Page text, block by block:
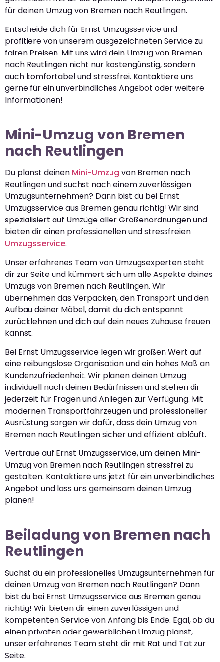
für deinen Umzug von Bremen nach Reutlingen.
Entscheide dich für Ernst Umzugsservice und
profitiere von unserem ausgezeichneten Service zu
fairen Preisen. Mit uns wird dein Umzug von Bremen
nach Reutlingen nicht nur kostengünstig, sondern
auch komfortabel und stressfrei. Kontaktiere uns
gerne für ein unverbindliches Angebot oder weitere
Informationen!
Mini-Umzug von Bremen
nach Reutlingen
Du planst deinen Mini-Umzug von Bremen nach
Reutlingen und suchst nach einem zuverlässigen
Umzugsunternehmen? Dann bist du bei Ernst
Umzugsservice aus Bremen genau richtig! Wir sind
spezialisiert auf Umzüge aller Größenordnungen und
bieten dir einen professionellen und stressfreien
Umzugsservice.
Unser erfahrenes Team von Umzugsexperten steht
dir zur Seite und kümmert sich um alle Aspekte deines
Umzugs von Bremen nach Reutlingen. Wir
übernehmen das Verpacken, den Transport und den
Aufbau deiner Möbel, damit du dich entspannt
zurücklehnen und dich auf dein neues Zuhause freuen
kannst.
Bei Ernst Umzugsservice legen wir großen Wert auf
eine reibungslose Organisation und ein hohes Maß an
Kundenzufriedenheit. Wir planen deinen Umzug
individuell nach deinen Bedürfnissen und stehen dir
jederzeit für Fragen und Anliegen zur Verfügung. Mit
modernen Transportfahrzeugen und professioneller
Ausrüstung sorgen wir dafür, dass dein Umzug von
Bremen nach Reutlingen sicher und effizient abläuft.
Vertraue auf Ernst Umzugsservice, um deinen Mini-
Umzug von Bremen nach Reutlingen stressfrei zu
gestalten. Kontaktiere uns jetzt für ein unverbindliches
Angebot und lass uns gemeinsam deinen Umzug
planen!
Beiladung von Bremen nach
Reutlingen
Suchst du ein professionelles Umzugsunternehmen für
deinen Umzug von Bremen nach Reutlingen? Dann
bist du bei Ernst Umzugsservice aus Bremen genau
richtig! Wir bieten dir einen zuverlässigen und
kompetenten Service von Anfang bis Ende. Egal, ob du
einen privaten oder gewerblichen Umzug planst,
unser erfahrenes Team steht dir mit Rat und Tat zur
Seite.